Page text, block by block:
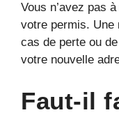
Vous n’avez pas
votre permis. Une
cas de perte ou
votre nouvelle
Faut-il